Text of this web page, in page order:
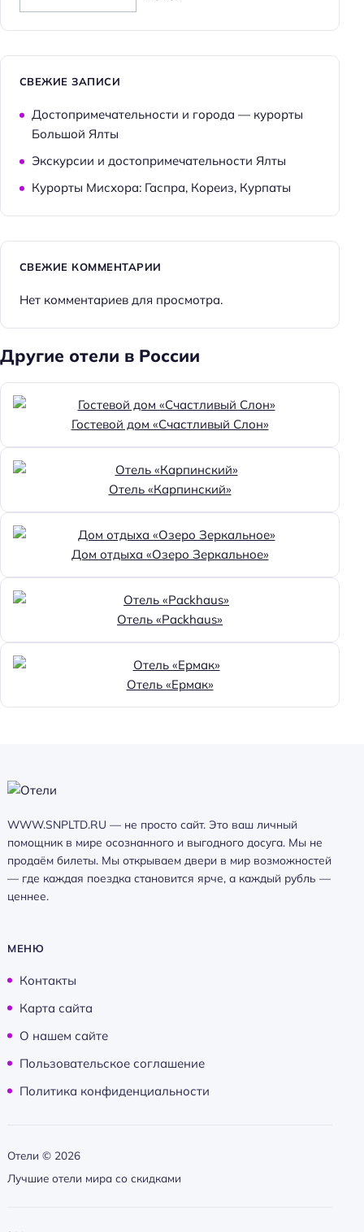
СВЕЖИЕ ЗАПИСИ
Достопримечательности и города — курорты
Большой Ялты
Экскурсии и достопримечательности Ялты
Курорты Мисхора: Гаспра, Кореиз, Курпаты
СВЕЖИЕ КОММЕНТАРИИ
Нет комментариев для просмотра.
Другие отели в России
Гостевой дом «Счастливый Слон»
Отель «Карпинский»
Дом отдыха «Озеро Зеркальное»
Отель «Packhaus»
Отель «Ермак»
WWW.SNPLTD.RU — не просто сайт. Это ваш личный
помощник в мире осознанного и выгодного досуга. Мы не
продаём билеты. Мы открываем двери в мир возможностей
— где каждая поездка становится ярче, а каждый рубль —
ценнее.
МЕНЮ
Контакты
Карта сайта
О нашем сайте
Пользовательское соглашение
Политика конфиденциальности
Отели © 2026
Лучшие отели мира со скидками